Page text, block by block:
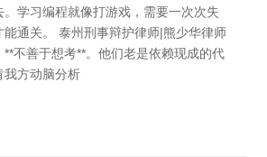
学习编程就像打游戏，需要一次次失
能通关。 泰州刑事辩护律师|熊少华律师
不善于想考**。他们老是依赖现成的代
我方动脑分析